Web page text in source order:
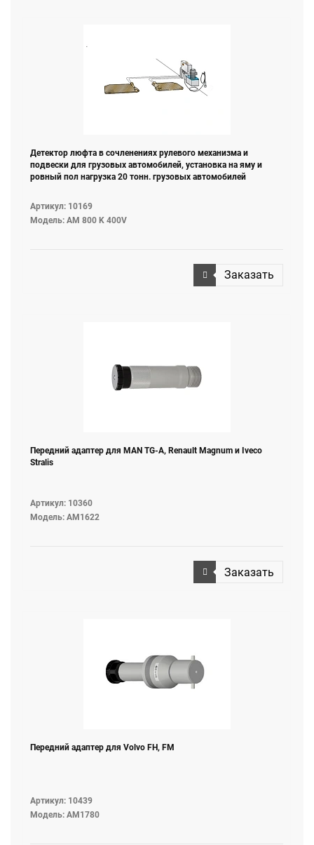
Детектор люфта в сочленениях рулевого механизма и
подвески для грузовых автомобилей, установка на яму и
ровный пол нагрузка 20 тонн. грузовых автомобилей
Артикул: 10169
Модель: AM 800 K 400V
Заказать
Передний адаптер для MAN TG-A, Renault Magnum и Iveco
Stralis
Артикул: 10360
Модель: AM1622
Заказать
Передний адаптер для Volvo FH, FM
Артикул: 10439
Модель: AM1780